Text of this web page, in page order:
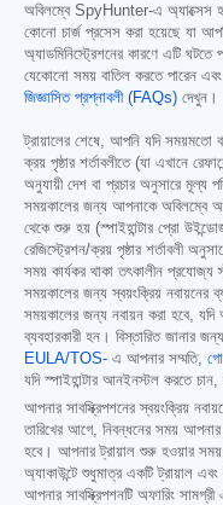
অবিলম্বে SpyHunter-এ অ্যাক্সেস
কোনো চার্জ প্রসেস করা হয়েছে যা
অ্যাডমিনিস্ট্রেশনের কারণে এটি
যেকোনো সময় বাতিল করতে পারেন এবং
জিজ্ঞাসিত প্রশ্নাবলী (FAQs) দেখুন।
ট্রায়ালের শেষে, আপনি যদি সময়মতো
ক্রয় পৃষ্ঠার শর্তাবলীতে (যা এখানে
অনুযায়ী দেশ বা প্রচার অনুসারে মূল্য
সময়কালের জন্য আপনাকে অবিলম্বে
থেকে শুরু হয় (স্পাইহান্টার প্রো
রেজিস্ট্রেশন/ক্রয় পৃষ্ঠার শর্তাবলী
সময় কার্যকর থাকা তৎকালীন প্রযোজ্য
সময়কালের জন্য স্বয়ংক্রিয় নবায়নের
সময়কালের জন্য নবায়ন করা হবে, যদি
ব্যবহারকারী হন। বিস্তারিত জানার
EULA/TOS- এ আপনার সম্মতি,
যদি স্পাইহান্টার আনইনস্টল করতে চান,
আপনার সাবস্ক্রিপশনের স্বয়ংক্রিয়
তারিখের আগে, নিবন্ধনের সময়
হবে। আপনার ট্রায়াল শুরু হওয়ার
অ্যাকাউন্টে শুধুমাত্র একটি ট্রায়াল
আপনার সাবস্ক্রিপশনটি অফারিং সামগ্রী